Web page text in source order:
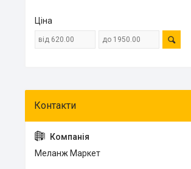
Ціна
Меланж Маркет